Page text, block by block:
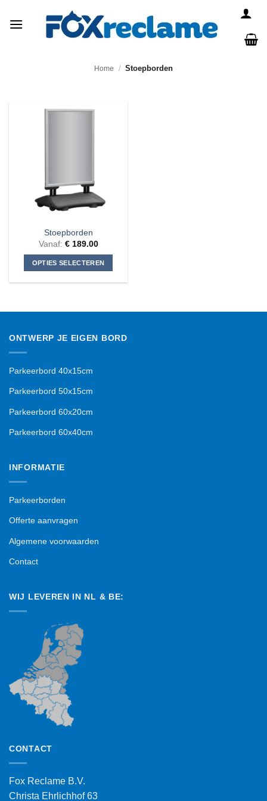
naar
Home / Stoepborden
Stoepborden
Vanaf: €189.00
OPTIES SELECTEREN
meerdere
Deze
gekozen
worden
de
ONTWERP JE EIGEN BORD
Parkeerbord 40x15cm
Parkeerbord 50x15cm
Parkeerbord 60x20cm
Parkeerbord 60x40cm
INFORMATIE
Parkeerborden
Offerte aanvragen
Algemene voorwaarden
Contact
WIJ LEVEREN IN NL & BE:
CONTACT
Fox Reclame B.V.
Christa Ehrlichhof 63